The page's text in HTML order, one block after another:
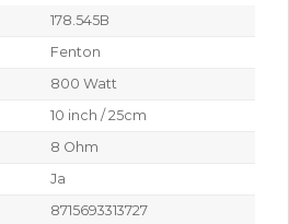
178.545B
Fenton
800 Watt
10 inch / 25cm
8 Ohm
Ja
8715693313727